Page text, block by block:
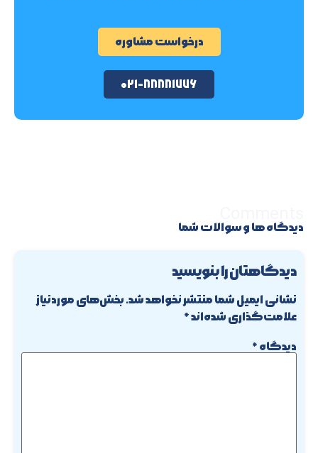
درخواست مشاوره
۰۲۱-۸۸۸۸۱۷۷۶
دیدگاه ها و سوالات شما
دیدگاهتان را بنویسید
نشانی ایمیل شما منتشر نخواهد شد.بخش‌های موردنیاز
علامت‌گذاری شده‌اند*
دیدگاه*